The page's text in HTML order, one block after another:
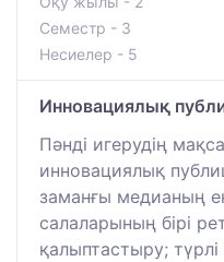
Семестр - 3
Несиелер - 5
Инновациялық
Пәнді игерудің
инновациялық
заманғы медианың
салаларының бірі
қалыптастыру;